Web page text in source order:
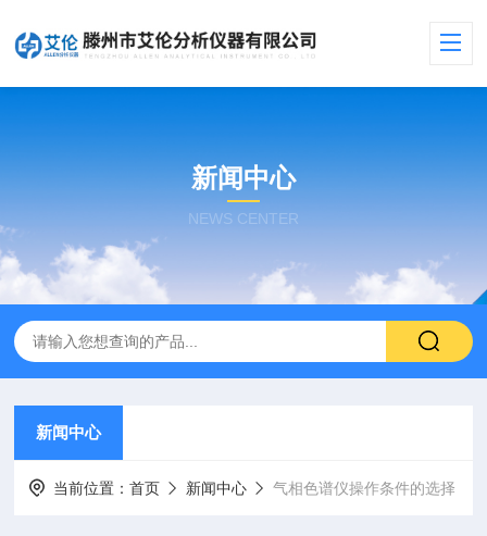
新闻中心
NEWS CENTER
新闻中心
当前位置：首页 新闻中心 气相色谱仪操作条件的选择